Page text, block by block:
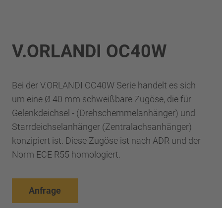
V.ORLANDI OC40W
Bei der V.ORLANDI OC40W Serie handelt es sich
um eine Ø 40 mm schweißbare Zugöse, die für
Gelenkdeichsel - (Drehschemmelanhänger) und
Starrdeichselanhänger (Zentralachsanhänger)
konzipiert ist. Diese Zugöse ist nach ADR und der
Norm ECE R55 homologiert.
Anfrage